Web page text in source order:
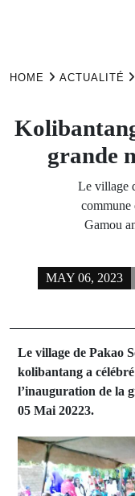
HOME ACTUALITÉ
grande
Le village
commune
Gamou
MAY 06, 2023
Le village de Pakao
kolibantang a
l’inauguration de la
05 Mai 20223.